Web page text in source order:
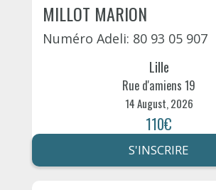
MILLOT MARION
Numéro Adeli: 80 93 05 907
Lille
Rue d'amiens 19
14 August, 2026
110€
S'INSCRIRE